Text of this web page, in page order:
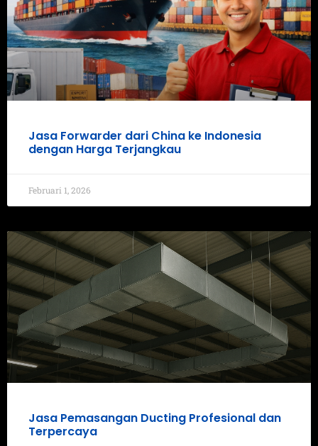
Jasa Forwarder dari China ke Indonesia
dengan Harga Terjangkau
Februari 1, 2026
Jasa Pemasangan Ducting Profesional dan
Terpercaya